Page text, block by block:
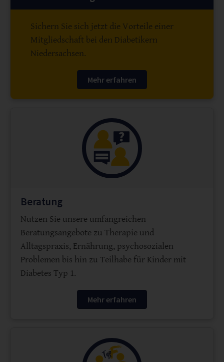
Sichern Sie sich jetzt die Vorteile einer
Mitgliedschaft bei den Diabetikern
Niedersachsen.
Mehr erfahren
Beratung
Nutzen Sie unsere umfangreichen
Beratungsangebote zu Therapie und
Alltagspraxis, Ernährung, psychosozialen
Problemen bis hin zu Teilhabe für Kinder mit
Diabetes Typ 1.
Mehr erfahren